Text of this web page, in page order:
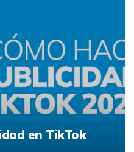
en TikTok